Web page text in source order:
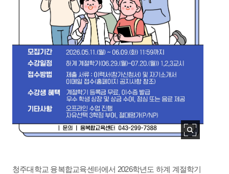
청주대학교 융복합교육센터에서 2026학년도 하계 계절학기